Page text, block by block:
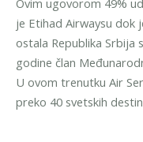
Ovim ugovorom 49%
je Etihad Airwaysu dok
ostala Republika Srbija
godine član
U ovom trenutku Air
preko 40 svetskih